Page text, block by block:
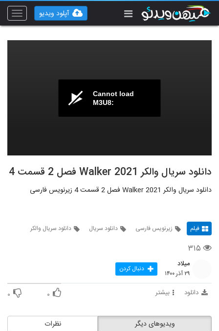
Toggle
آپلود ویدیو
Cannot load
M3U8:
دانلود سریال والکر Walker 2021 فصل 2 قسمت 4
دانلود سریال والکر Walker 2021 فصل 2 قسمت 4 زیرنویس فارسی
فیلم زیرنویس فارسی دانلود سریال دانلود سریال والکر
۳۱۵
میلاد
۲۹ آذر ۱۴۰۰ دنبال کردن
دانلود بیشتر ۰ ۰
نظرات ویدیوهای دیگر